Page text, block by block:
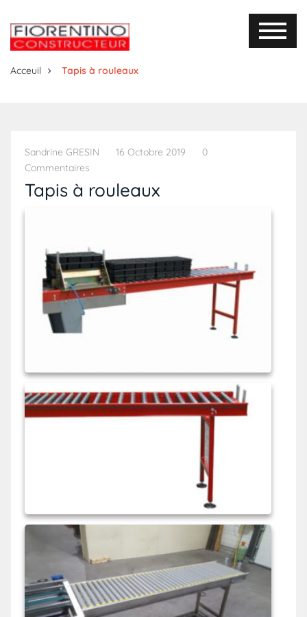
Acceuil Tapis à rouleaux
Sandrine GRESIN 16 Octobre 2019
0
Commentaires
Tapis à rouleaux